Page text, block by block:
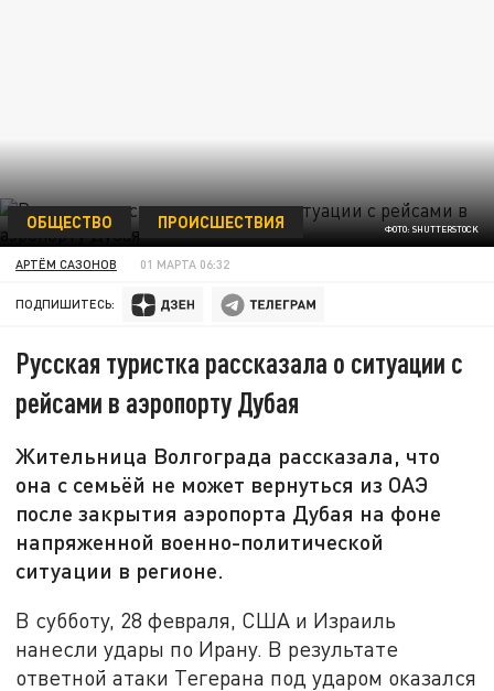
ФОТО: SHUTTERSTOCK
ОБЩЕСТВО ПРОИСШЕСТВИЯ
АРТЁМ САЗОНОВ 01 МАРТА 06:32
ПОДПИШИТЕСЬ:
Русская туристка рассказала о ситуации с
рейсами в аэропорту Дубая
Жительница Волгограда рассказала, что
она с семьёй не может вернуться из ОАЭ
после закрытия аэропорта Дубая на фоне
напряженной военно-политической
ситуации в регионе.
В субботу, 28 февраля, США и Израиль
нанесли удары по Ирану. В результате
ответной атаки Тегерана под ударом оказался